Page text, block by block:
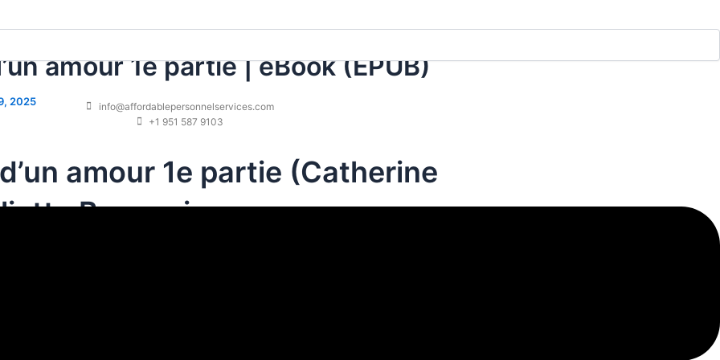
info@affordablepersonnelservices.com
+1 951 587 9103
amour 1e partie | eBook (EPUB)
2025
amour 1e partie (Catherine
Benzoni